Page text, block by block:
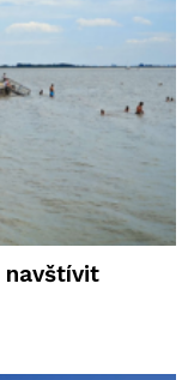
navštívit